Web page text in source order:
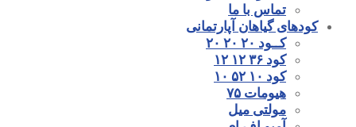
تماس با ما
کودهای گیاهان آپارتمانی
کــود ۲۰ ۲۰ ۲۰
کود ۳۶ ۱۲ ۱۲
کود ۱۰ ۵۲ ۱۰
هیومات ۷۵
مولتی میل